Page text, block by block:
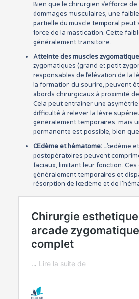
Bien que le chirurgien s’efforce de
dommages musculaires, une
partielle du muscle temporal peut
force de la mastication. Cette
généralement transitoire.
Atteinte des muscles
zygomatiques (grand et petit
responsables de l’élévation de la
la formation du sourire, peuvent
abords chirurgicaux à proximité de
Cela peut entraîner une
difficulté à relever la lèvre
généralement temporaires, mais
permanente est possible, bien
Œdème et hématome:L’œdème
postopératoires peuvent
faciaux, limitant leur fonction.
généralement temporaires et
résorption de l’œdème et de